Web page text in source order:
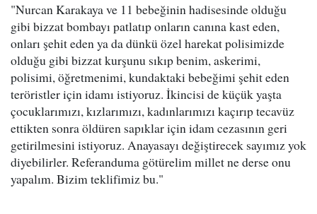
"Nurcan Karakaya ve 11 bebeğinin hadisesinde olduğu
gibi bizzat bombayı patlatıp onların canına kast eden,
onları şehit eden ya da dünkü özel harekat polisimizde
olduğu gibi bizzat kurşunu sıkıp benim, askerimi,
polisimi, öğretmenimi, kundaktaki bebeğimi şehit eden
teröristler için idamı istiyoruz. İkincisi de küçük yaşta
çocuklarımızı, kızlarımızı, kadınlarımızı kaçırıp tecavüz
ettikten sonra öldüren sapıklar için idam cezasının geri
getirilmesini istiyoruz. Anayasayı değiştirecek sayımız yok
diyebilirler. Referanduma götürelim millet ne derse onu
yapalım. Bizim teklifimiz bu."